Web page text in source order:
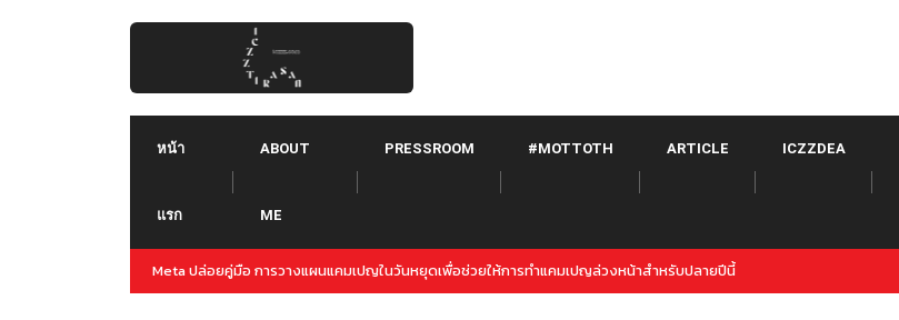
หน้า
แรก
ABOUT
ME
PRESSROOM #MOTTOTH ARTICLE ICZZDEA
Threads คืออะไร ใช้ยังไง :: Threads คู่แข่งใหม่ของ Twitter จาก META เปิดตัวภายใต้ Instagram